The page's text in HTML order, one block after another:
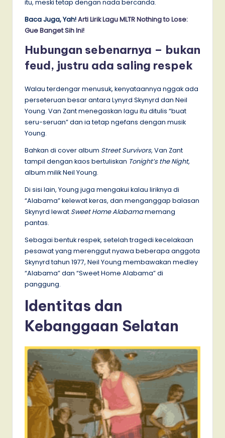
itu, meski tetap dengan nada bercanda.
Baca Juga, Yah!Arti Lirik Lagu MLTR Nothing to Lose:
Gue Banget Sih Ini!
Hubungan sebenarnya – bukan
feud, justru ada saling respek
Walau terdengar menusuk, kenyataannya nggak ada
perseteruan besar antara Lynyrd Skynyrd dan Neil
Young. Van Zant menegaskan lagu itu ditulis “buat
seru-seruan” dan ia tetap ngefans dengan musik
Young.
Bahkan di cover album Street Survivors, Van Zant
tampil dengan kaos bertuliskan Tonight’s the Night,
album milik Neil Young.
Di sisi lain, Young juga mengakui kalau liriknya di
“Alabama” kelewat keras, dan menganggap balasan
Skynyrd lewat Sweet Home Alabamamemang
pantas.
Sebagai bentuk respek, setelah tragedi kecelakaan
pesawat yang merenggut nyawa beberapa anggota
Skynyrd tahun 1977, Neil Young membawakan medley
“Alabama” dan “Sweet Home Alabama” di
panggung.
Identitas dan
Kebanggaan Selatan